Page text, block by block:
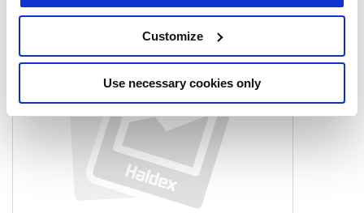
Customize
Use necessary cookies only
Ähnliche Produkte